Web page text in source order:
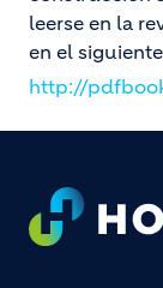
leerse en la
en el
http://
Footer